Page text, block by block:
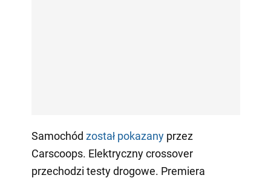
Samochód został pokazanyprzez
Carscoops. Elektryczny crossover
przechodzi testy drogowe. Premiera